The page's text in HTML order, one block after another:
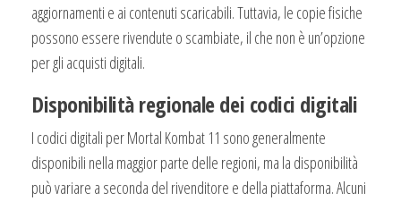
aggiornamenti e ai contenuti scaricabili. Tuttavia, le copie fisiche
possono essere rivendute o scambiate, il che non è un’opzione
per gli acquisti digitali.
Disponibilità regionale dei codici digitali
I codici digitali per Mortal Kombat 11 sono generalmente
disponibili nella maggior parte delle regioni, ma la disponibilità
può variare a seconda del rivenditore e della piattaforma. Alcuni